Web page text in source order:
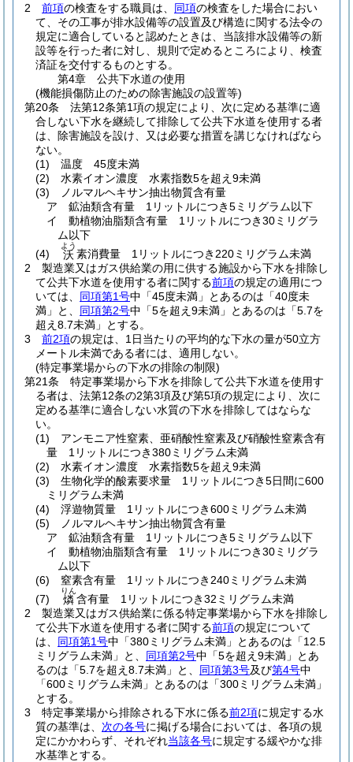
2 前項の検査をする職員は、 同項の検査をした場合におい
て、その工事が排水設備等の設置及び構造に関する法令の
規定に適合していると認めたときは、当該排水設備等の新
設等を行った者に対し、規則で定めるところにより、検査
済証を交付するものとする。
第4章
公共下水道の使用
(機能損傷防止のための除害施設の設置等)
第20条
法第12条第1項の規定により、次に定める基準に適
合しない下水を継続して排除して公共下水道を使用する者
は、除害施設を設け、又は必要な措置を講じなければなら
ない。
(1)
温度 45度未満
(2)
水素イオン濃度 水素指数5を超え9未満
(3)
ノルマルヘキサン抽出物質含有量
ア
鉱油類含有量 1リットルにつき5ミリグラム以下
イ
動植物油脂類含有量 1リットルにつき30ミリグラ
ム以下
(4)
沃
よう
素消費量 1リットルにつき220ミリグラム未満
2
製造業又はガス供給業の用に供する施設から下水を排除し
て公共下水道を使用する者に関する前項の規定の適用につ
いては、 同項第1号中「45度未満」とあるのは「40度未
満」と、 同項第2号中「5を超え9未満」とあるのは「5.7を
超え8.7未満」とする。
3
前2項の規定は、1日当たりの平均的な下水の量が50立方
メートル未満である者には、適用しない。
(特定事業場からの下水の排除の制限)
第21条
特定事業場から下水を排除して公共下水道を使用す
る者は、法第12条の2第3項及び第5項の規定により、次に
定める基準に適合しない水質の下水を排除してはならな
い。
(1)
アンモニア性窒素、亜硝酸性窒素及び硝酸性窒素含有
量 1リットルにつき380ミリグラム未満
(2)
水素イオン濃度 水素指数5を超え9未満
(3)
生物化学的酸素要求量 1リットルにつき5日間に600
ミリグラム未満
(4)
浮遊物質量 1リットルにつき600ミリグラム未満
(5)
ノルマルヘキサン抽出物質含有量
ア
鉱油類含有量 1リットルにつき5ミリグラム以下
イ
動植物油脂類含有量 1リットルにつき30ミリグラ
ム以下
(6)
窒素含有量 1リットルにつき240ミリグラム未満
(7)
燐
りん
含有量 1リットルにつき32ミリグラム未満
2
製造業又はガス供給業に係る特定事業場から下水を排除し
て公共下水道を使用する者に関する前項の規定について
は、 同項第1号中「380ミリグラム未満」とあるのは「12.5
ミリグラム未満」と、 同項第2号中「5を超え9未満」とあ
るのは「5.7を超え8.7未満」と、 同項第3号及び第4号中
「600ミリグラム未満」とあるのは「300ミリグラム未満」
とする。
3
特定事業場から排除される下水に係る前2項に規定する水
質の基準は、 次の各号に掲げる場合においては、各項の規
定にかかわらず、それぞれ当該各号に規定する緩やかな排
水基準とする。